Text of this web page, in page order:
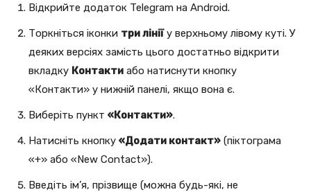
Відкрийте додаток Telegram на Android.
Торкніться іконки три лініїу верхньому лівому куті. У
деяких версіях замість цього достатньо відкрити
вкладку Контакти або натиснути кнопку
«Контакти» у нижній панелі, якщо вона є.
Виберіть пункт «Контакти».
Натисніть кнопку «Додати контакт» (піктограма
«+» або «New Contact»).
Введіть ім’я, прізвище (можна будь-які, не